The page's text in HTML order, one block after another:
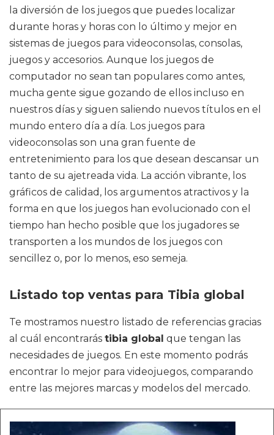
la diversión de los juegos que puedes localizar
durante horas y horas con lo último y mejor en
sistemas de juegos para videoconsolas, consolas,
juegos y accesorios. Aunque los juegos de
computador no sean tan populares como antes,
mucha gente sigue gozando de ellos incluso en
nuestros días y siguen saliendo nuevos títulos en el
mundo entero día a día. Los juegos para
videoconsolas son una gran fuente de
entretenimiento para los que desean descansar un
tanto de su ajetreada vida. La acción vibrante, los
gráficos de calidad, los argumentos atractivos y la
forma en que los juegos han evolucionado con el
tiempo han hecho posible que los jugadores se
transporten a los mundos de los juegos con
sencillez o, por lo menos, eso semeja.
Listado top ventas para Tibia global
Te mostramos nuestro listado de referencias gracias
al cuál encontrarás tibia global que tengan las
necesidades de juegos. En este momento podrás
encontrar lo mejor para videojuegos, comparando
entre las mejores marcas y modelos del mercado.